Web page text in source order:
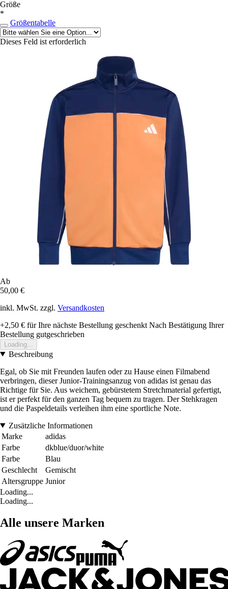
Größe
*
Größentabelle
Dieses Feld ist erforderlich
Ab
50,00 €
inkl. MwSt. zzgl. Versandkosten
+2,50 € für Ihre nächste Bestellung geschenkt Nach Bestätigung Ihrer
Bestellung gutgeschrieben
Loading...
Beschreibung
Egal, ob Sie mit Freunden laufen oder zu Hause einen Filmabend
verbringen, dieser Junior-Trainingsanzug von adidas ist genau das
Richtige für Sie. Aus weichem, gebürstetem Stretchmaterial gefertigt,
ist er perfekt für den ganzen Tag bequem zu tragen. Der Stehkragen
und die Paspeldetails verleihen ihm eine sportliche Note.
Zusätzliche Informationen
Marke
adidas
Farbe
dkblue/duor/white
Farbe
Blau
Geschlecht
Gemischt
Altersgruppe Junior
Loading...
Loading...
Alle unsere Marken